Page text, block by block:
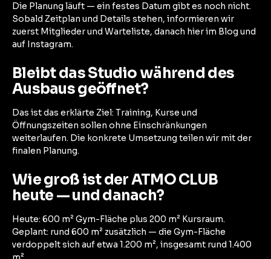
Die Planung läuft — ein festes Datum gibt es noch nicht.
Sobald Zeitplan und Details stehen, informieren wir
zuerst Mitglieder und Warteliste, danach hier im Blog und
auf Instagram.
Bleibt das Studio während des
Ausbaus geöffnet?
Das ist das erklärte Ziel: Training, Kurse und
Öffnungszeiten sollen ohne Einschränkungen
weiterlaufen. Die konkrete Umsetzung teilen wir mit der
finalen Planung.
Wie groß ist der ATMO CLUB
heute — und danach?
Heute: 600 m² Gym-Fläche plus 200 m² Kursraum.
Geplant: rund 600 m² zusätzlich — die Gym-Fläche
verdoppelt sich auf etwa 1.200 m², insgesamt rund 1.400